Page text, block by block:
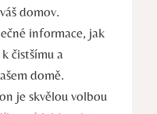
domov.
informace, jak
čistšímu a
domě.
je skvělou volbou